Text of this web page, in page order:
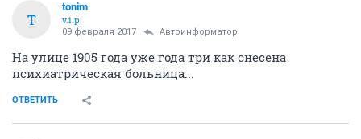
T
tonim
v.i.p.
09 февраля 2017 Автоинформатор
На улице 1905 года уже года три как снесена
психиатрическая больница...
ОТВЕТИТЬ